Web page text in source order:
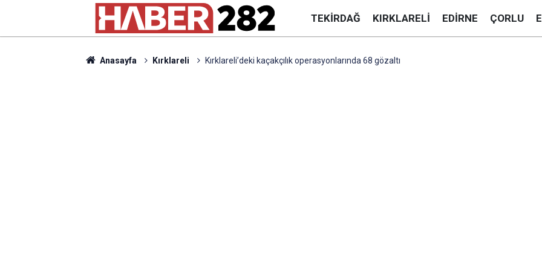
TEKIRDAĞ KIRKLARELI EDIRNE ÇORLU
Anasayfa Kırklareli Kırklareli’deki kaçakçılık operasyonlarında 68 gözaltı